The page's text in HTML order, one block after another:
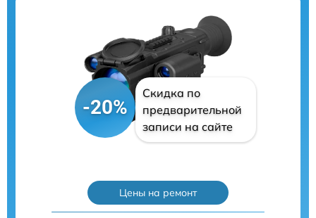
-20%
Скидка по
предварительной
записи на сайте
Цены на ремонт